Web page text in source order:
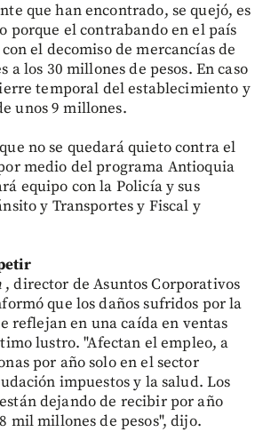
que han encontrado, se quejó, es
porque el contrabando en el país
el decomiso de mercancías de
a los 30 millones de pesos. En caso
temporal del establecimiento y
unos 9 millones.
no se quedará quieto contra el
medio del programa Antioquia
equipo con la Policía y sus
y Transportes y Fiscal y
, director de Asuntos Corporativos
que los daños sufridos por la
reflejan en una caída en ventas
lustro. "Afectan el empleo, a
por año solo en el sector
impuestos y la salud. Los
dejando de recibir por año
mil millones de pesos", dijo.